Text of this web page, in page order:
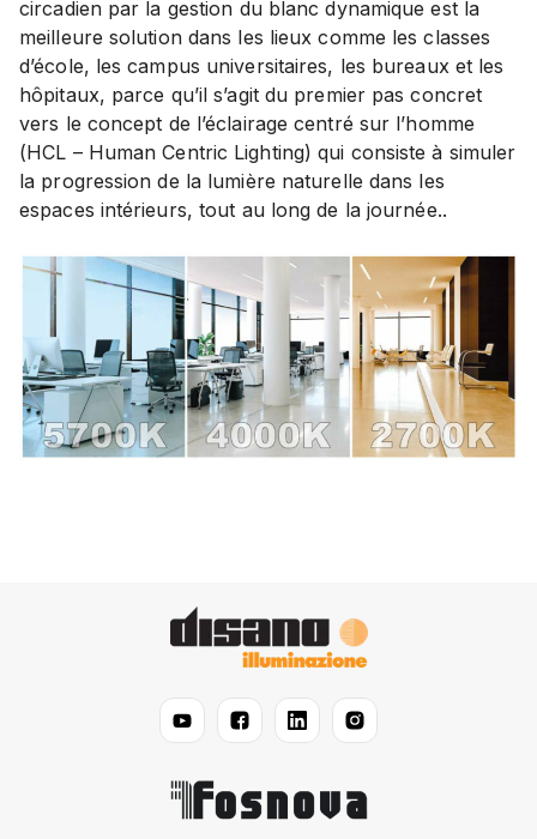
circadien par la gestion du blanc dynamique est la
meilleure solution dans les lieux comme les classes
d’école, les campus universitaires, les bureaux et les
hôpitaux, parce qu’il s’agit du premier pas concret
vers le concept de l’éclairage centré sur l’homme
(HCL – Human Centric Lighting) qui consiste à simuler
la progression de la lumière naturelle dans les
espaces intérieurs, tout au long de la journée..